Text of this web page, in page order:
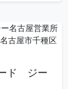
ド ジー